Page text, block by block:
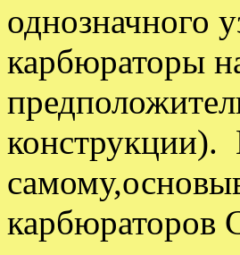
однозначного
карбюраторы
конструкции).
карбюраторов